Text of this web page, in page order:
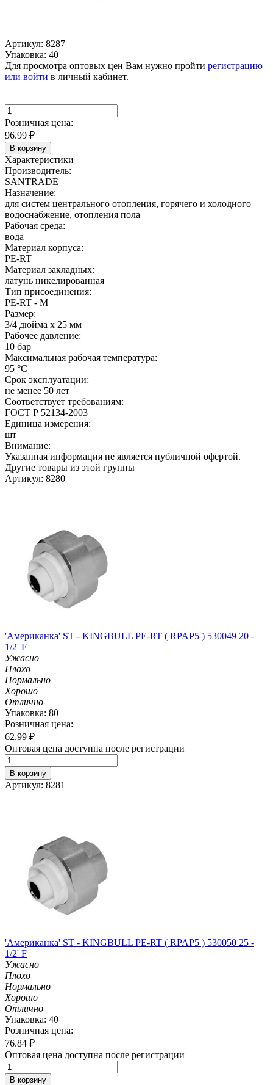
Артикул: 8287
Упаковка: 40
Для просмотра оптовых цен Вам нужно пройти регистрацию
или войти в личный кабинет.
Розничная цена:
96.99 ₽
В корзину
Характеристики
Производитель:
SANTRADE
Назначение:
для систем центрального отопления, горячего и холодного
водоснабжение, отопления пола
Рабочая среда:
вода
Материал корпуса:
PE-RT
Материал закладных:
латунь никелированная
Тип присоединения:
PE-RT - M
Размер:
3/4 дюйма х 25 мм
Рабочее давление:
10 бар
Максимальная рабочая температура:
95 °C
Срок эксплуатации:
не менее 50 лет
Соответствует требованиям:
ГОСТ Р 52134-2003
Единица измерения:
шт
Внимание:
Указанная информация не является публичной офертой.
Другие товары из этой группы
Артикул: 8280
'Американка' ST - KINGBULL PE-RT ( RPAP5 ) 530049 20 -
1/2' F
Ужасно
Плохо
Нормально
Хорошо
Отлично
Упаковка: 80
Розничная цена:
62.99 ₽
Оптовая цена доступна после регистрации
В корзину
Артикул: 8281
'Американка' ST - KINGBULL PE-RT ( RPAP5 ) 530050 25 -
1/2' F
Ужасно
Плохо
Нормально
Хорошо
Отлично
Упаковка: 40
Розничная цена:
76.84 ₽
Оптовая цена доступна после регистрации
В корзину